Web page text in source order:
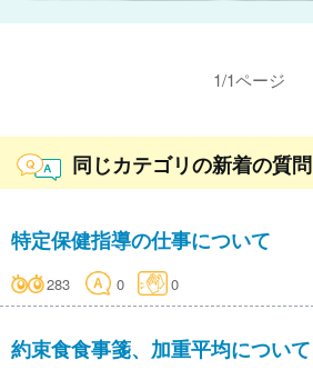
1/1ページ
同じカテゴリの新着の質問
特定保健指導の仕事について
283 0 0
約束食食事箋、加重平均について